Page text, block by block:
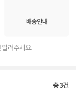
배송안내
알려주세요.
총3건